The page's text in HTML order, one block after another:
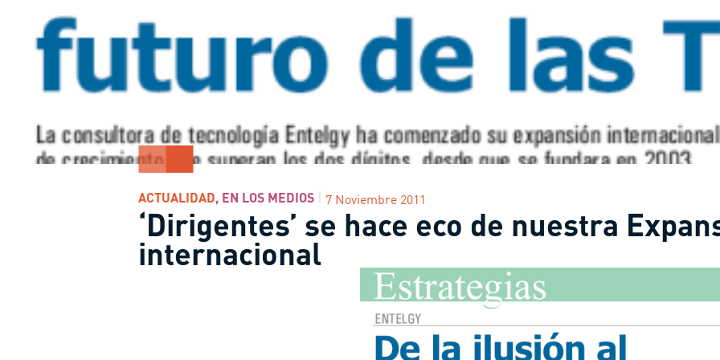
ACTUALIDAD, EN LOS MEDIOS 7 Noviembre 2011
‘Dirigentes’ se hace eco de nuestra
internacional